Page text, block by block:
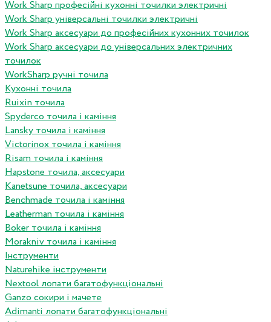
Work Sharp професiйнi кухоннi точилки электричнi
Work Sharp унiверсальнi точилки электричнi
Work Sharp аксесуари до професiйних кухонних точилок
Work Sharp аксесуари до унiверсальних электричних
точилок
WorkSharp ручні точила
Кухонні точила
Ruixin точила
Spyderco точила і каміння
Lansky точила і каміння
Victorinox точила і каміння
Risam точила і каміння
Hapstone точила, аксесуари
Kanetsune точила, аксесуари
Benchmade точила і каміння
Leatherman точила і каміння
Boker точила і каміння
Morakniv точила і каміння
Інструменти
Naturehike інструменти
Nextool лопати багатофункціональні
Ganzo сокири і мачете
Adimanti лопати багатофункціональні